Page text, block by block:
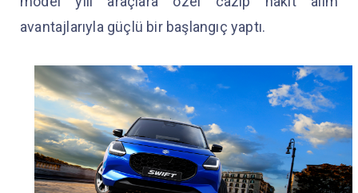
avantajlarıyla güçlü bir başlangıç yaptı.